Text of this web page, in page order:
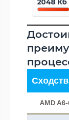
2048 Кб
AMD